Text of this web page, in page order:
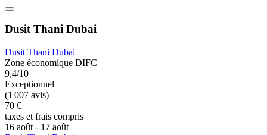
Dusit Thani Dubai
Dusit Thani Dubai
Zone économique DIFC
9,4/10
Exceptionnel
(1 007 avis)
70 €
taxes et frais compris
16 août - 17 août